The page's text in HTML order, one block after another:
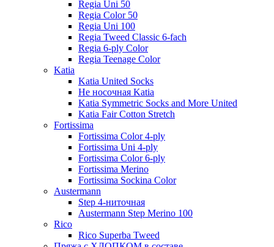
Regia Uni 50
Regia Color 50
Regia Uni 100
Regia Tweed Classic 6-fach
Regia 6-ply Color
Regia Teenage Color
Katia
Katia United Socks
Не носочная Katia
Katia Symmetric Socks and More United
Katia Fair Cotton Stretch
Fortissima
Fortissima Color 4-ply
Fortissima Uni 4-ply
Fortissima Color 6-ply
Fortissima Merino
Fortissima Sockina Color
Austermann
Step 4-ниточная
Austermann Step Merino 100
Rico
Rico Superba Tweed